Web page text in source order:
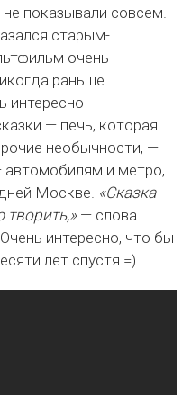
показывали совсем.
старым-
очень
раньше
интересно
— печь, которая
необычности, —
и метро,
Москве. «Сказка
творить,»— слова
интересно, что бы
лет спустя =)